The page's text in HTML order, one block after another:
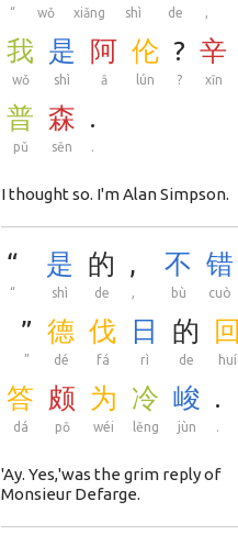
“ wǒ xiǎng shì de ,
我
wǒ
是
shì
阿
ā
伦
lún
?
?
辛
xīn
普
pǔ
森
sēn
.
.
I thought so. I'm Alan Simpson.
“
“
是
shì
的
de
,
,
不
bù
错
cuò
”
”
德
dé
伐
fá
日
rì
的
de
回
huí
答
dá
颇
pō
为
wéi
冷
lěng
峻
jùn
.
.
'Ay. Yes,'was the grim reply of
Monsieur Defarge.